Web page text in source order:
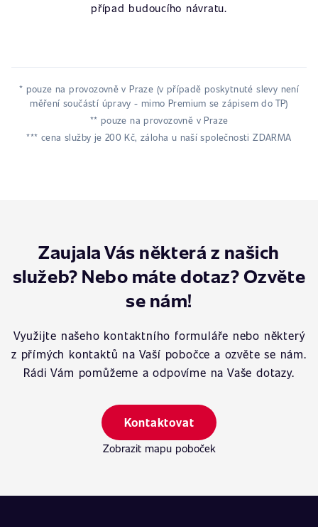
případ budoucího návratu.
* pouze na provozovně v Praze (v případě poskytnuté slevy není
měření součástí úpravy - mimo Premium se zápisem do TP)
** pouze na provozovně v Praze
*** cena služby je 200 Kč, záloha u naší společnosti ZDARMA
Zaujala Vás některá z našich
služeb? Nebo máte dotaz? Ozvěte
se nám!
Využijte našeho kontaktního formuláře nebo některý
z přímých kontaktů na Vaší pobočce a ozvěte se nám.
Rádi Vám pomůžeme a odpovíme na Vaše dotazy.
Kontaktovat
Zobrazit mapu poboček